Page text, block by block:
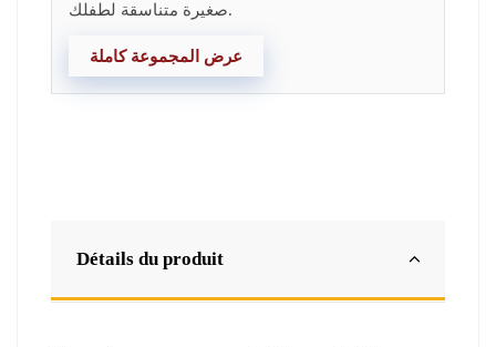
صغيرة متناسقة لطفلك.
عرض المجموعة كاملة
Détails du produit